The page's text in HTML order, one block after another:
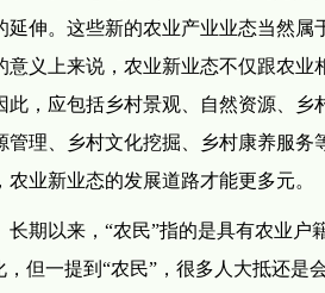
伸。这些新的农业产业业态当然属
义上来说，农业新业态不仅跟农业
，应包括乡村景观、自然资源、乡
理、乡村文化挖掘、乡村康养服务
业新业态的发展道路才能更多元。
期以来，“农民”指的是具有农业户
但一提到“农民”，很多人大抵还是